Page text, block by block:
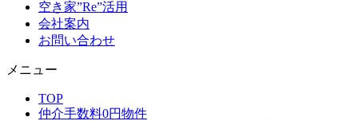
空き家”Re”活用
会社案内
お問い合わせ
メニュー
TOP
仲介手数料0円物件